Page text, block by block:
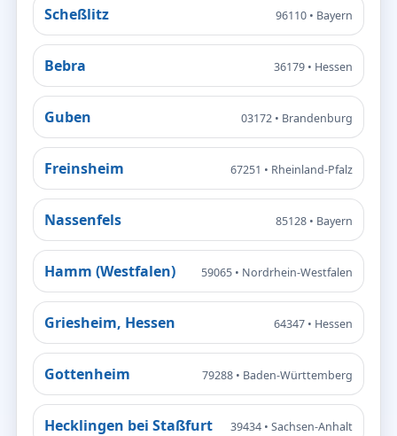
Scheßlitz 96110 • Bayern
Bebra 36179 • Hessen
Guben 03172 • Brandenburg
Freinsheim 67251 • Rheinland-Pfalz
Nassenfels 85128 • Bayern
Hamm (Westfalen) 59065 • Nordrhein-Westfalen
Griesheim, Hessen 64347 • Hessen
Gottenheim 79288 • Baden-Württemberg
Hecklingen bei Staßfurt 39434 • Sachsen-Anhalt